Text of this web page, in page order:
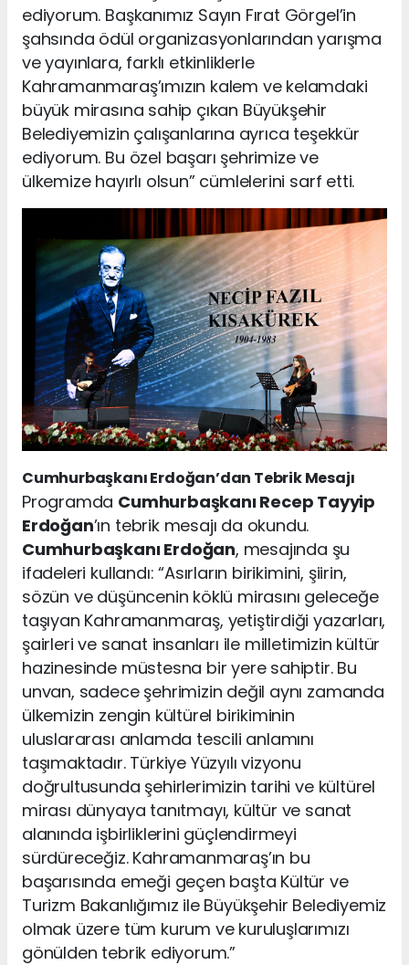
ediyorum. Başkanımız Sayın Fırat Görgel’in
şahsında ödül organizasyonlarından yarışma
ve yayınlara, farklı etkinliklerle
Kahramanmaraş’ımızın kalem ve kelamdaki
büyük mirasına sahip çıkan Büyükşehir
Belediyemizin çalışanlarına ayrıca teşekkür
ediyorum. Bu özel başarı şehrimize ve
ülkemize hayırlı olsun” cümlelerini sarf etti.
Cumhurbaşkanı Erdoğan’dan Tebrik Mesajı
Programda Cumhurbaşkanı Recep Tayyip
Erdoğan’ın tebrik mesajı da okundu.
Cumhurbaşkanı Erdoğan, mesajında şu
ifadeleri kullandı: “Asırların birikimini, şiirin,
sözün ve düşüncenin köklü mirasını geleceğe
taşıyan Kahramanmaraş, yetiştirdiği yazarları,
şairleri ve sanat insanları ile milletimizin kültür
hazinesinde müstesna bir yere sahiptir. Bu
unvan, sadece şehrimizin değil aynı zamanda
ülkemizin zengin kültürel birikiminin
uluslararası anlamda tescili anlamını
taşımaktadır. Türkiye Yüzyılı vizyonu
doğrultusunda şehirlerimizin tarihi ve kültürel
mirası dünyaya tanıtmayı, kültür ve sanat
alanında işbirliklerini güçlendirmeyi
sürdüreceğiz. Kahramanmaraş’ın bu
başarısında emeği geçen başta Kültür ve
Turizm Bakanlığımız ile Büyükşehir Belediyemiz
olmak üzere tüm kurum ve kuruluşlarımızı
gönülden tebrik ediyorum.”